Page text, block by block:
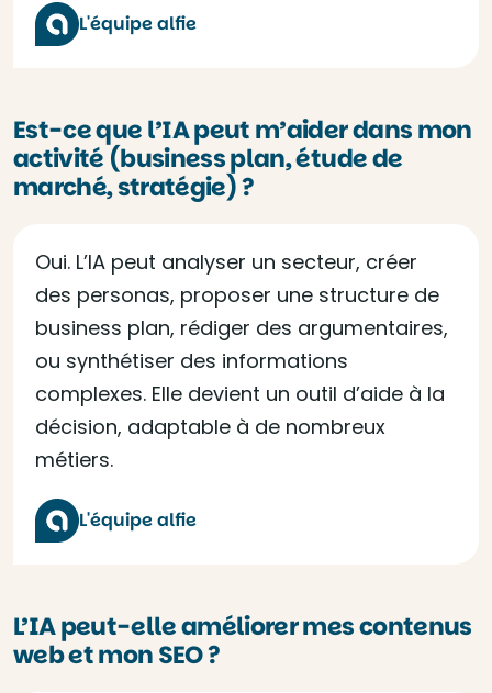
L'équipe alfie
Est-ce que l’IA peut m’aider dans mon
activité (business plan, étude de
marché, stratégie) ?
Oui. L’IA peut analyser un secteur, créer
des personas, proposer une structure de
business plan, rédiger des argumentaires,
ou synthétiser des informations
complexes. Elle devient un outil d’aide à la
décision, adaptable à de nombreux
métiers.
L'équipe alfie
L’IA peut-elle améliorer mes contenus
web et mon SEO ?